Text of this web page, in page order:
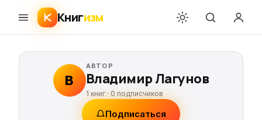
Книгизм
В
АВТОР
Владимир Лагунов
1 книг · 0 подписчиков
Подписаться